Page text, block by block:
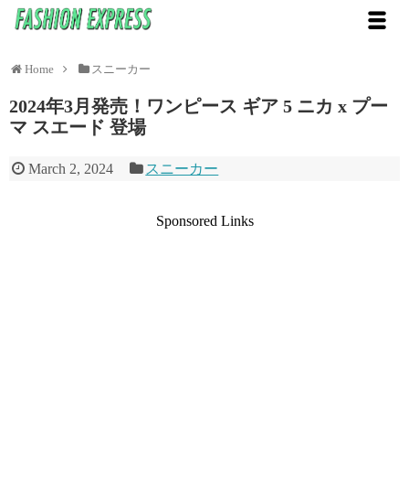
Home スニーカー
2024年3月発売！ワンピース ギア 5 ニカ x プー
マ スエード 登場
March 2, 2024 スニーカー
Sponsored Links